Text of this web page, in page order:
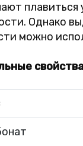
Однако
можно